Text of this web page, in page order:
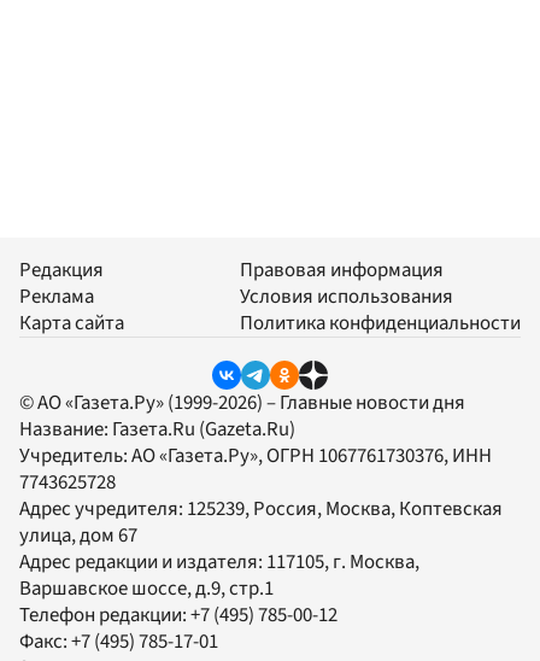
Редакция
Реклама
Карта сайта
Правовая информация
Условия использования
Политика конфиденциальности
© АО «Газета.Ру» (1999-2026) – Главные новости дня
Название: Газета.Ru (Gazeta.Ru)
Учредитель:АО «Газета.Ру», ОГРН 1067761730376, ИНН
7743625728
Адрес учредителя: 125239, Россия, Москва, Коптевская
улица, дом 67
Адрес редакции и издателя: 117105, г. Москва,
Варшавское шоссе, д.9, стр.1
Телефон редакции:+7 (495) 785-00-12
Факс:+7 (495) 785-17-01